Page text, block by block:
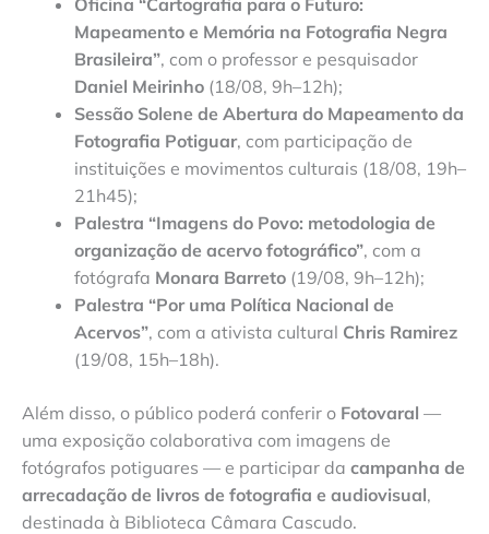
Mapeamento e Memória na Fotografia Negra
Brasileira”, com o professor e pesquisador
Daniel Meirinho (18/08, 9h–12h);
Sessão Solene de Abertura do Mapeamento da
Fotografia Potiguar, com participação de
instituições e movimentos culturais (18/08, 19h–
21h45);
Palestra “Imagens do Povo: metodologia de
organização de acervo fotográfico”, com a
fotógrafa Monara Barreto (19/08, 9h–12h);
Palestra “Por uma Política Nacional de
Acervos”, com a ativista cultural Chris Ramirez
(19/08, 15h–18h).
Além disso, o público poderá conferir o Fotovaral —
uma exposição colaborativa com imagens de
fotógrafos potiguares — e participar da campanha de
arrecadação de livros de fotografia e audiovisual,
destinada à Biblioteca Câmara Cascudo.